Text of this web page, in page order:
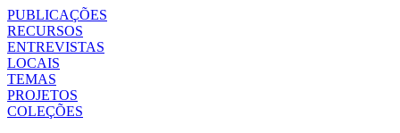
PUBLICAÇÕES
RECURSOS
ENTREVISTAS
LOCAIS
TEMAS
PROJETOS
COLEÇÕES